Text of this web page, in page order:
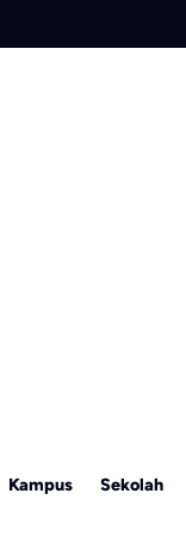
Kampus Sekolah